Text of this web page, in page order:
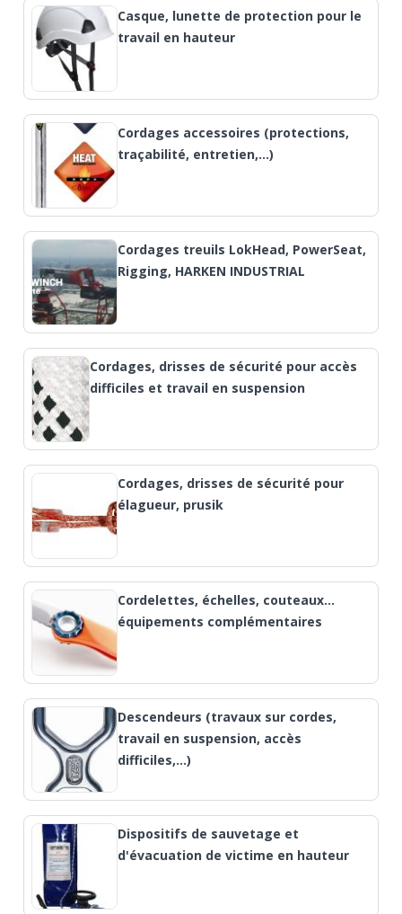
Casque, lunette de protection pour le
travail en hauteur
Cordages accessoires (protections,
traçabilité, entretien,…)
Cordages treuils LokHead, PowerSeat,
Rigging, HARKEN INDUSTRIAL
Cordages, drisses de sécurité pour accès
difficiles et travail en suspension
Cordages, drisses de sécurité pour
élagueur, prusik
Cordelettes, échelles, couteaux…
équipements complémentaires
Descendeurs (travaux sur cordes,
travail en suspension, accès
difficiles,...)
Dispositifs de sauvetage et
d'évacuation de victime en hauteur